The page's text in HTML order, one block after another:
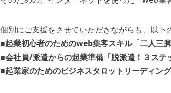
個別にご支援をさせていただきながらも、以下
■起業初心者のためのweb集客スキル「二人三脚
■会社員/派遣からの起業準備「脱派遣！３ステ
■起業家のためのビジネスタロットリーディン